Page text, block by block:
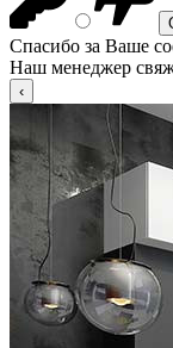
Спасибо за Ваше
Наш менеджер